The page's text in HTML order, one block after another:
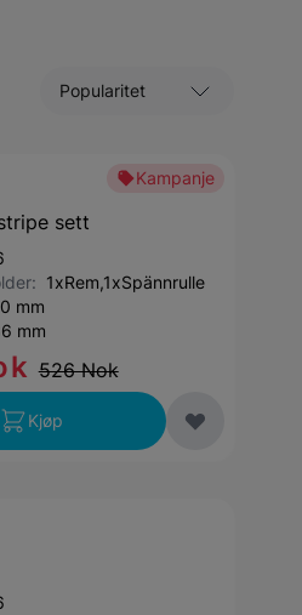
Sorter etter
Kampanje
sett
1xRem,1xSpännrulle
mm
mm
526 Nok
Kjøp